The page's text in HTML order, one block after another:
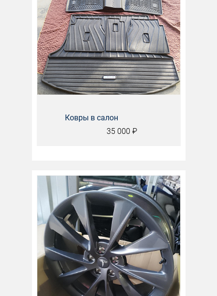
Ковры в салон
35 000 ₽